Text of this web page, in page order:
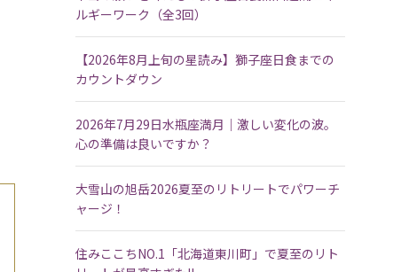
ルギーワーク（全3回）
【2026年8月上旬の星読み】獅子座日食までの
カウントダウン
2026年7月29日水瓶座満月｜激しい変化の波。
心の準備は良いですか？
大雪山の旭岳2026夏至のリトリートでパワーチ
ャージ！
住みここちNO.1「北海道東川町」で夏至のリト